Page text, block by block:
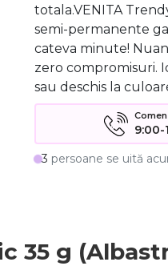
totala.VENITA
semi-permanente
cateva minute!
zero compromisuri.
sau deschis la
9:00-
3 persoane se uită
35 g